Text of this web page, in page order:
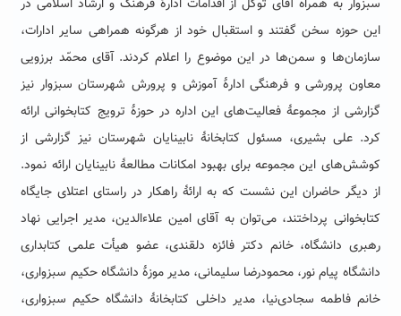
سبزوار به همراه آقای توکّل از اقدامات ادارۀ فرهنگ و ارشاد اسلامی در
این حوزه سخن گفتند و استقبال خود از هرگونه همراهی سایر ادارات،
سازمان‌ها و سمن‌ها در این موضوع را اعلام کردند. آقای محمّد برزویی
معاون پرورشی و فرهنگی ادارۀ آموزش و پرورش شهرستان سبزوار نیز
گزارشی از مجموعۀ فعالیت‌های این اداره در حوزۀ ترویج کتابخوانی ارائه
کرد. علی بشیری، مسئول کتابخانۀ نابینایان شهرستان نیز گزارشی از
کوشش‌های این مجموعه برای بهبود امکانات مطالعۀ نابینایان ارائه نمود.
از دیگر حاضران این نشست که به ارائۀ راهکار در راستای اعتلای جایگاه
کتابخوانی پرداختند، می‌توان به آقای امین علاءالدین، مدیر اجرایی نهاد
رهبری دانشگاه، خانم دکتر فائزه دلقندی، عضو هیأت علمی کتابداری
دانشگاه پیام نور، محمودرضا سلیمانی، مدیر موزۀ دانشگاه حکیم سبزواری،
خانم فاطمه سجادی‌نیا، مدیر داخلی کتابخانۀ دانشگاه حکیم سبزواری،